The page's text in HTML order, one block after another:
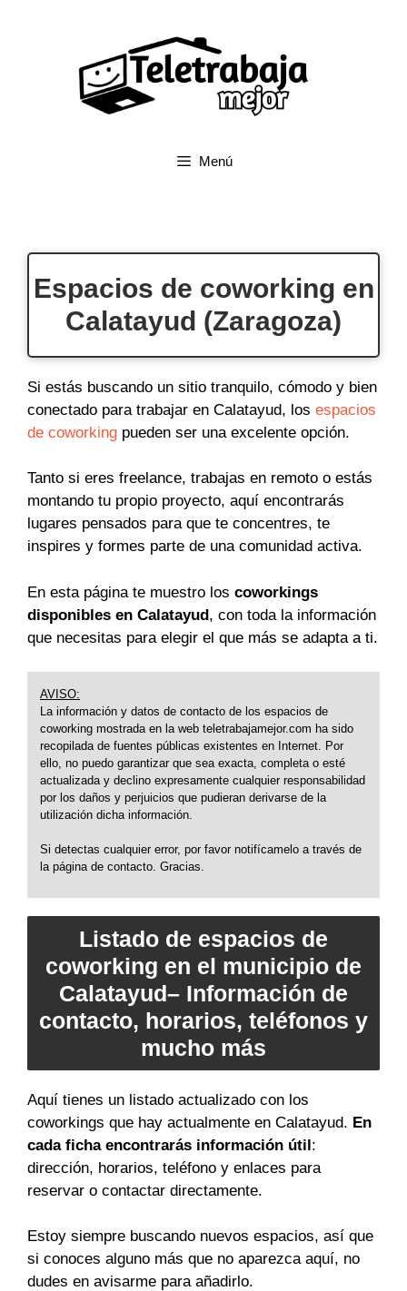
Menú
Espacios de coworking en
Calatayud (Zaragoza)
Si estás buscando un sitio tranquilo, cómodo y bien
conectado para trabajar en Calatayud, los espacios
de coworking pueden ser una excelente opción.
Tanto si eres freelance, trabajas en remoto o estás
montando tu propio proyecto, aquí encontrarás
lugares pensados para que te concentres, te
inspires y formes parte de una comunidad activa.
En esta página te muestro los coworkings
disponibles en Calatayud, con toda la información
que necesitas para elegir el que más se adapta a ti.
AVISO:
La información y datos de contacto de los espacios de
coworking mostrada en la web teletrabajamejor.com ha sido
recopilada de fuentes públicas existentes en Internet. Por
ello, no puedo garantizar que sea exacta, completa o esté
actualizada y declino expresamente cualquier responsabilidad
por los daños y perjuicios que pudieran derivarse de la
utilización dicha información.
Si detectas cualquier error, por favor notifícamelo a través de
la página de contacto. Gracias.
Listado de espacios de
coworking en el municipio de
Calatayud– Información de
contacto, horarios, teléfonos y
mucho más
Aquí tienes un listado actualizado con los
coworkings que hay actualmente en Calatayud. En
cada ficha encontrarás información útil:
dirección, horarios, teléfono y enlaces para
reservar o contactar directamente.
Estoy siempre buscando nuevos espacios, así que
si conoces alguno más que no aparezca aquí, no
dudes en avisarme para añadirlo.